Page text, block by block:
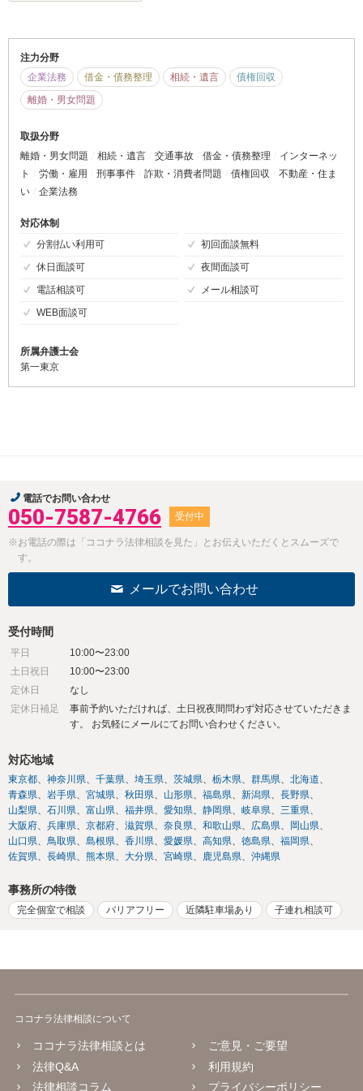
注力分野
企業法務
借金・債務整理 相続・遺言
債権回収
離婚・男女問題
取扱分野
離婚・男女問題
相続・遺言 交通事故 借金・債務整理
インターネッ
ト
労働・雇用 刑事事件 詐欺・消費者問題 債権回収
不動産・住ま
い
企業法務
対応体制
分割払い利用可
初回面談無料
休日面談可
夜間面談可
電話相談可
メール相談可
WEB面談可
所属弁護士会
第一東京
電話でお問い合わせ
050-7587-4766 受付中
※お電話の際は「ココナラ法律相談を見た」とお伝えいただくとスムーズで
す。
メールでお問い合わせ
受付時間
平日
10:00〜23:00
土日祝日
10:00〜23:00
定休日
なし
定休日補足
事前予約いただければ、土日祝夜間問わず対応させていただきま
す。 お気軽にメールにてお問い合わせください。
対応地域
東京都 神奈川県 千葉県 埼玉県 茨城県 栃木県 群馬県
北海道
青森県
岩手県 宮城県 秋田県 山形県 福島県 新潟県
長野県
山梨県
石川県 富山県 福井県 愛知県 静岡県 岐阜県
三重県
大阪府
兵庫県 京都府 滋賀県 奈良県 和歌山県 広島県
岡山県
山口県
鳥取県 島根県 香川県 愛媛県 高知県 徳島県
福岡県
佐賀県
長崎県 熊本県 大分県 宮崎県 鹿児島県 沖縄県
事務所の特徴
完全個室で相談 バリアフリー 近隣駐車場あり 子連れ相談可
ココナラ法律相談について
ココナラ法律相談とは
法律Q&A
法律相談コラム
ご意見・ご要望
利用規約
プライバシーポリシー